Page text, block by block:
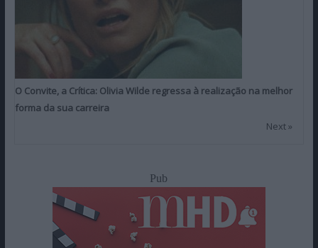
O Convite, a Crítica: Olivia Wilde regressa à realização na melhor
forma da sua carreira
Next »
Pub